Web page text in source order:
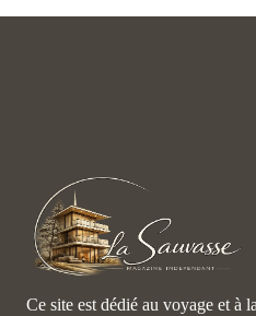
Ce site est dédié au voyage et à